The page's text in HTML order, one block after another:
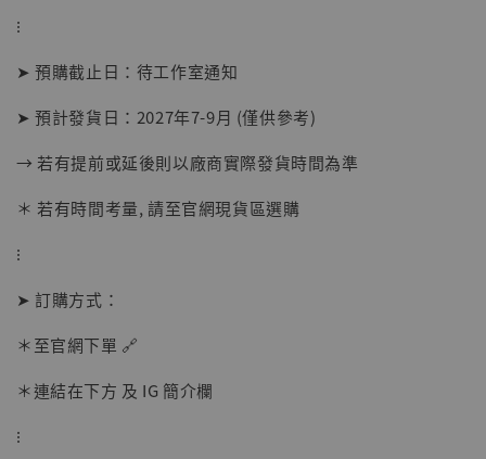
⁝
➤ 預購截止日：待工作室通知
➤ 預計發貨日：2027年7-9月 (僅供參考)
→ 若有提前或延後則以廠商實際發貨時間為準
＊ 若有時間考量, 請至官網現貨區選購
⁝
➤ 訂購方式：
＊至官網下單 🔗
＊連結在下方 及 IG 簡介欄
⁝